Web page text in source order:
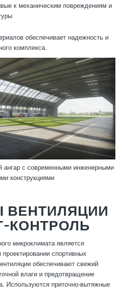
к механическим повреждениям и
обеспечивает надежность и
комплекса.
ангар с современными инженерными
конструкциями
ВЕНТИЛЯЦИИ
КОНТРОЛЬ
микроклимата является
спортивных
обеспечивают свежий
влаги и предотвращение
Используются приточно-вытяжные